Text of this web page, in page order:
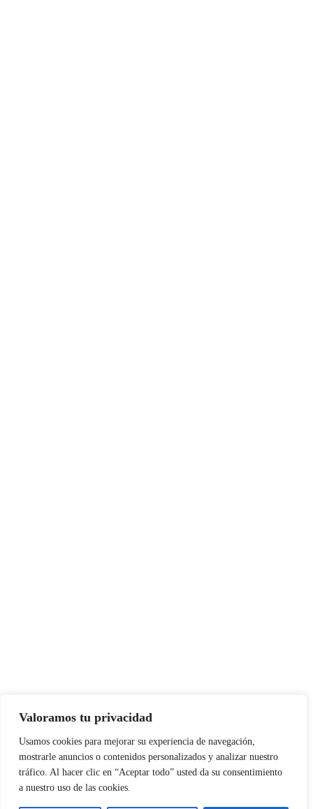
Valoramos tu privacidad
Usamos cookies para mejorar su experiencia de navegación,
mostrarle anuncios o contenidos personalizados y analizar nuestro
tráfico. Al hacer clic en “Aceptar todo” usted da su consentimiento
a nuestro uso de las cookies.